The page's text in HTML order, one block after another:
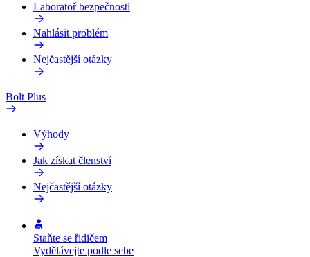
Laboratoř bezpečnosti
Nahlásit problém
Nejčastější otázky
Bolt Plus
Výhody
Jak získat členství
Nejčastější otázky
Staňte se řidičem
Vydělávejte podle sebe